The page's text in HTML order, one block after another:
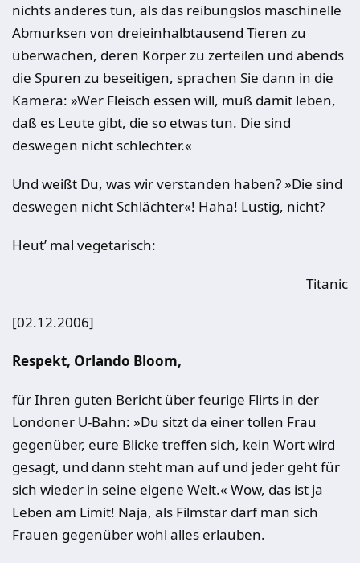
nichts anderes tun, als das reibungslos maschinelle
Abmurksen von dreieinhalbtausend Tieren zu
überwachen, deren Körper zu zerteilen und abends
die Spuren zu beseitigen, sprachen Sie dann in die
Kamera: »Wer Fleisch essen will, muß damit leben,
daß es Leute gibt, die so etwas tun. Die sind
deswegen nicht schlechter.«
Und weißt Du, was wir verstanden haben? »Die sind
deswegen nicht Schlächter«! Haha! Lustig, nicht?
Heut’ mal vegetarisch:
Titanic
[02.12.2006]
Respekt, Orlando Bloom,
für Ihren guten Bericht über feurige Flirts in der
Londoner U-Bahn: »Du sitzt da einer tollen Frau
gegenüber, eure Blicke treffen sich, kein Wort wird
gesagt, und dann steht man auf und jeder geht für
sich wieder in seine eigene Welt.« Wow, das ist ja
Leben am Limit! Naja, als Filmstar darf man sich
Frauen gegenüber wohl alles erlauben.